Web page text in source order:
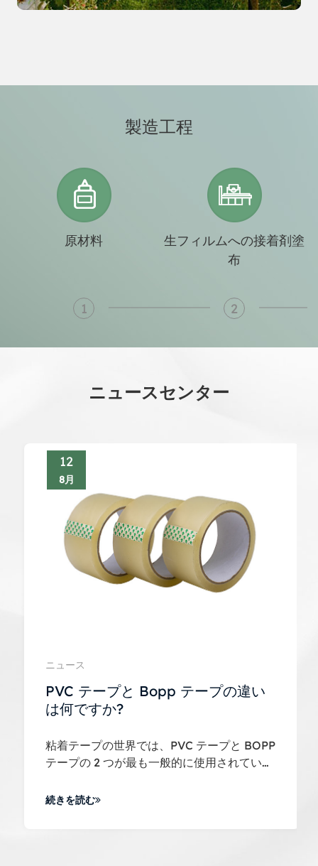
製造工程
原材料
1
生フィルムへの接着剤塗
布
2
ニュースセンター
12
8月
ニュース
PVC テープと Bopp テープの違い
は何ですか?
粘着テープの世界では、PVC テープと BOPP
テープの 2 つが最も一般的に使用されていま
続きを読む